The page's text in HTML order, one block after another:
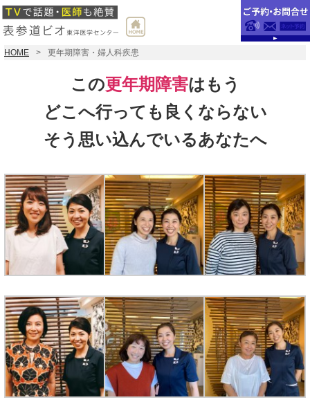
HOME 更年期障害・婦人科疾患
この更年期障害はもう
どこへ行っても良くならない
そう思い込んでいるあなたへ